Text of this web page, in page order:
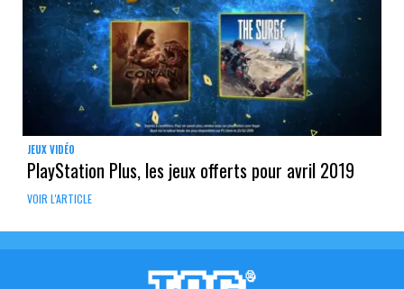
JEUX VIDÉO
PlayStation Plus, les jeux offerts pour avril 2019
VOIR L'ARTICLE